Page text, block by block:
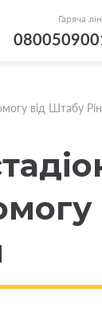
Гаряча
від Штабу